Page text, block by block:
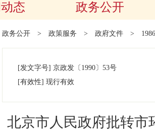
态 政务公开
政务公开 > 政策服务 > 政府文件 >
[发文字号] 京政发 〔1990〕 53号
[有效性] 现行有效
北京市人民政府批转市